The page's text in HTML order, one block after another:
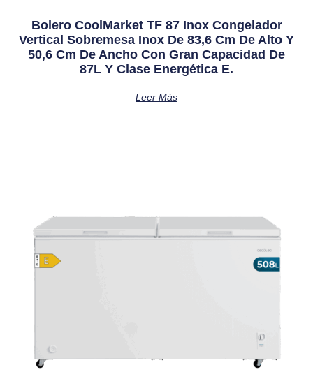
Bolero CoolMarket TF 87 Inox Congelador
Vertical Sobremesa Inox De 83,6 Cm De Alto Y
50,6 Cm De Ancho Con Gran Capacidad De
87L Y Clase Energética E.
Leer Más